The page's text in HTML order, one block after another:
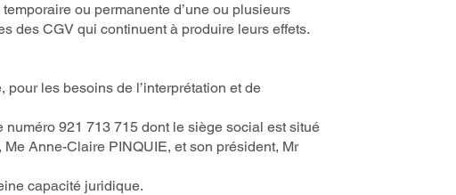
ou permanente d’une ou plusieurs
des CGV qui continuent à produire leurs effets.
les besoins de l’interprétation et de
921 713 715 dont le siège social est situé
Anne-Claire PINQUIE, et son président, Mr
capacité juridique.